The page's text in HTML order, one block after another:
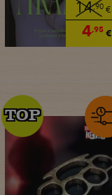
14,90€
4,95€
TOP
TOP